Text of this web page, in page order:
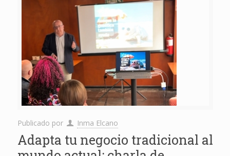
Publicado por Inma Elcano
Adapta tu negocio tradicional al